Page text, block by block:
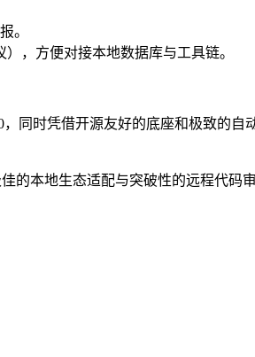
。
，方便对接本地数据库与工具链。
同时凭借开源友好的底座和极致的自
的本地生态适配与突破性的远程代码